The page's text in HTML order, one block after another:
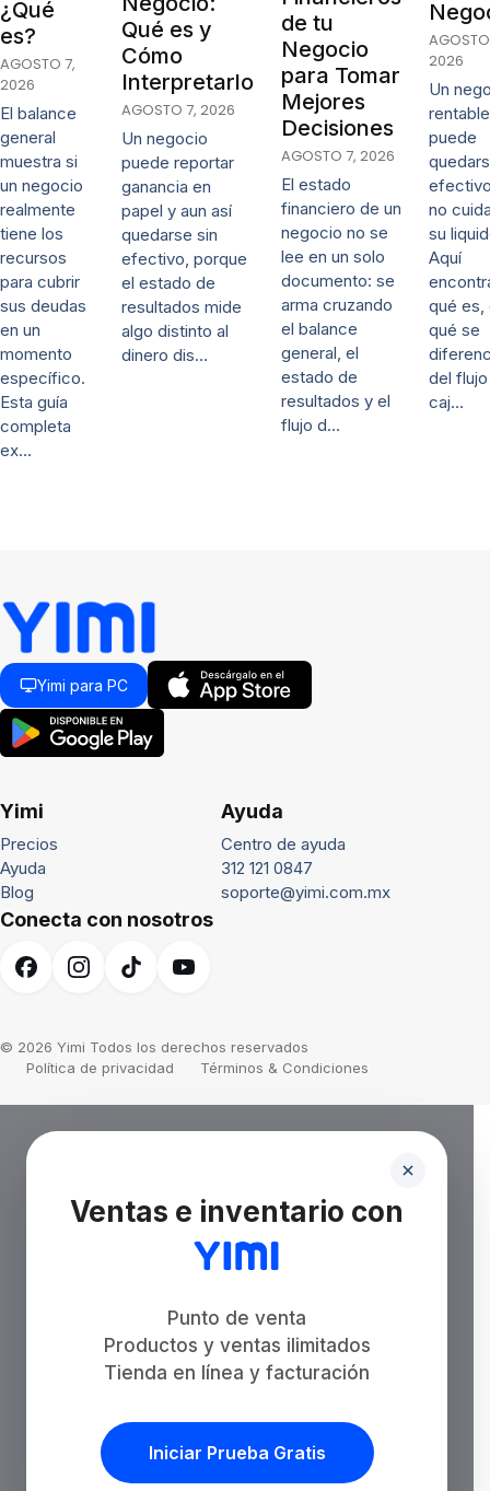
¿Qué
es?
AGOSTO 7,
2026
El balance
general
muestra si
un negocio
realmente
tiene los
recursos
para cubrir
sus deudas
en un
momento
específico.
Esta guía
completa
ex…
Qué es y
Cómo
Interpretarlo
AGOSTO 7, 2026
Un negocio
puede reportar
ganancia en
papel y aun así
quedarse sin
efectivo, porque
el estado de
resultados mide
algo distinto al
dinero dis…
de tu
Negocio
para Tomar
Mejores
Decisiones
AGOSTO 7, 2026
El estado
financiero de un
negocio no se
lee en un solo
documento: se
arma cruzando
el balance
general, el
estado de
resultados y el
flujo d…
2026
Un
rentable
puede
no
su
Aquí
qué es,
qué se
del
caj…
Yimi para PC
Yimi
Precios
Ayuda
Blog
Ayuda
Centro de ayuda
312 121 0847
soporte@yimi.com.mx
Conecta con nosotros
© 2026 Yimi Todos los derechos reservados
Política de privacidad
Términos & Condiciones
Ventas e inventario con
Punto de venta
Productos y ventas ilimitados
Tienda en línea y facturación
Iniciar Prueba Gratis